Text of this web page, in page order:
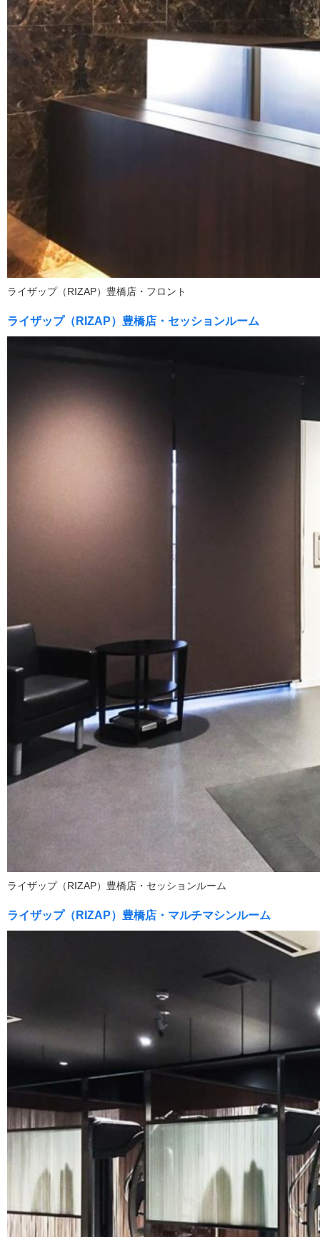
ライザップ（RIZAP）豊橋店・フロント
ライザップ（RIZAP）豊橋店・セッションルーム
ライザップ（RIZAP）豊橋店・セッションルーム
ライザップ（RIZAP）豊橋店・マルチマシンルーム